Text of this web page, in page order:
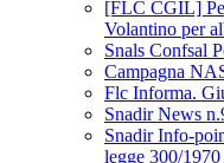
[FLC CGIL]
Volantino per
Snals Confsal
Campagna
Flc Informa.
Snadir News
Snadir Info-
legge 300/1970